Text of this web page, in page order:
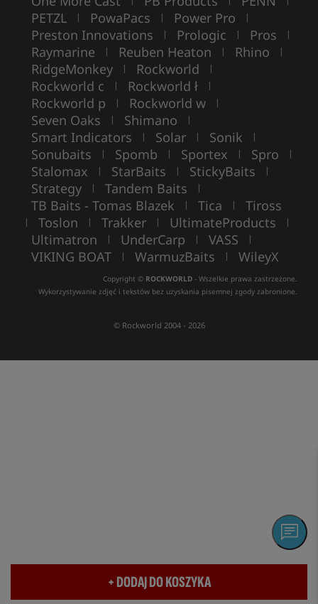
+ DODAJ DO KOSZYKA
PETZL | PowaPacs | Power Pro |
Preston Innovations | Prologic | Pros |
Raymarine | Reuben Heaton | Rhino |
RidgeMonkey | Rockworld |
Rockworld c | Rockworld ł |
Rockworld p | Rockworld w |
Seven Oaks | Shimano |
Smart Indicators | Solar | Sonik |
Sonubaits | Spomb | Sportex | Spro |
Stalomax | StarBaits | StickyBaits |
Strategy | Tandem Baits |
TB Baits - Tomas Blazek | Tica | Tiross
| Toslon | Trakker | UltimateProducts |
Ultimatron | UnderCarp | VASS |
VIKING BOAT | WarmuzBaits | WileyX
Copyright © ROCKWORLD - Wszelkie prawa zastrzeżone.
Wykorzystywanie zdjęć i tekstów bez uzyskania pisemnej zgody zabronione.
© Rockworld 2004 - 2026